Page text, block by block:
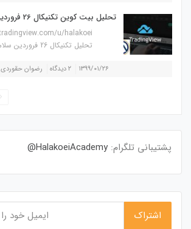
تحلیل بیت کوین تکنیکال 26 فروردین
تحلیل تکنیکال 26 فروردین سلام...
۱۳۹۹/۰۱/۲۶ ۲ دیدگاه رضوان حقوردی
پشتیبانی تلگرام: HalakoeiAcademy@